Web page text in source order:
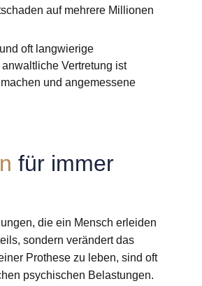
auf mehrere Millionen
oft langwierige
Vertretung ist
und angemessene
für immer
die ein Mensch erleiden
sondern verändert das
Prothese zu leben, sind oft
psychischen Belastungen.